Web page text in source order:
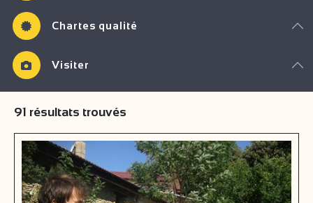
Chartes qualité
Visiter
91 résultats trouvés